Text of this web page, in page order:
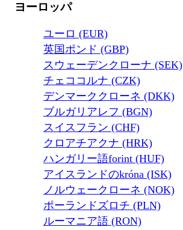
ヨーロッパ
ユーロ (EUR)
英国ポンド (GBP)
スウェーデンクローナ (SEK)
チェココルナ (CZK)
デンマーククローネ (DKK)
ブルガリアレフ (BGN)
スイスフラン (CHF)
クロアチアクナ (HRK)
ハンガリー語forint (HUF)
アイスランドのkróna (ISK)
ノルウェークローネ (NOK)
ポーランドズロチ (PLN)
ルーマニア語 (RON)